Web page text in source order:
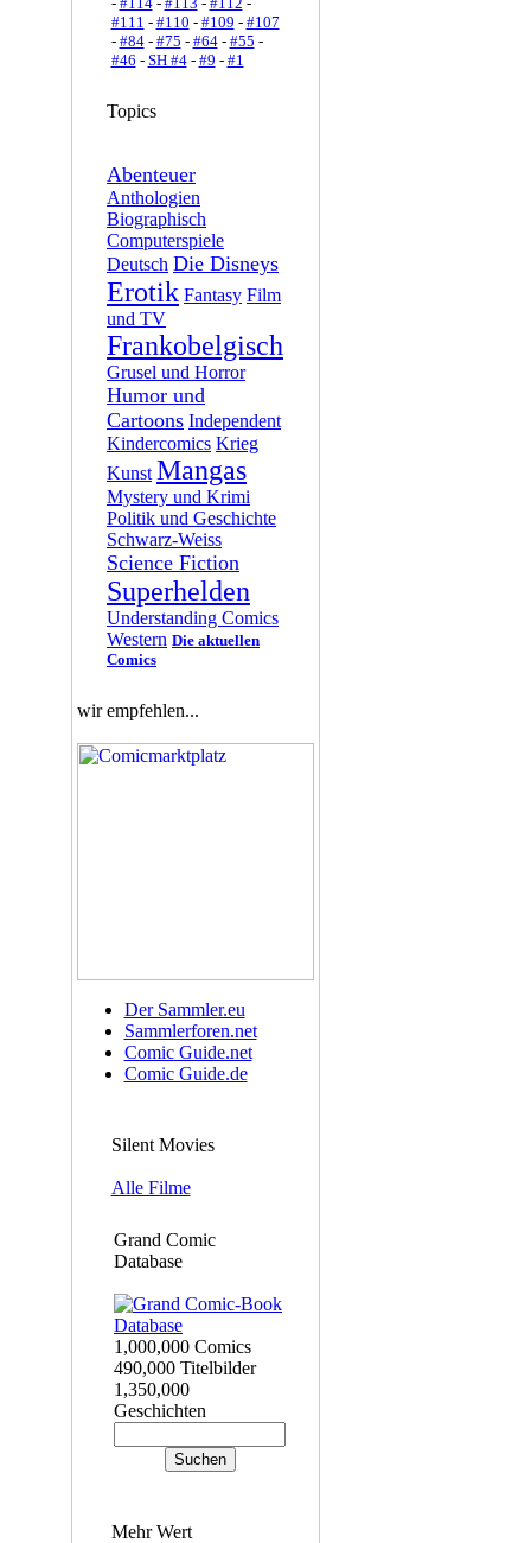
#111 - #110 - #109 - #107
- #84- #75 - #64- #55 -
#46 - SH #4- #9 - #1
Topics
Abenteuer
Anthologien
Biographisch
Computerspiele
Deutsch Die Disneys
Erotik Fantasy Film
und TV
Frankobelgisch
Grusel und Horror
Humor und
Cartoons Independent
Kindercomics Krieg
Kunst Mangas
Mystery und Krimi
Politik und Geschichte
Schwarz-Weiss
Science Fiction
Superhelden
Understanding Comics
Western Die aktuellen
Comics
wir empfehlen...
Der Sammler.eu
Sammlerforen.net
Comic Guide.net
Comic Guide.de
Silent Movies
Alle Filme
Grand Comic
Database
1,000,000 Comics
490,000 Titelbilder
1,350,000
Geschichten
Mehr Wert